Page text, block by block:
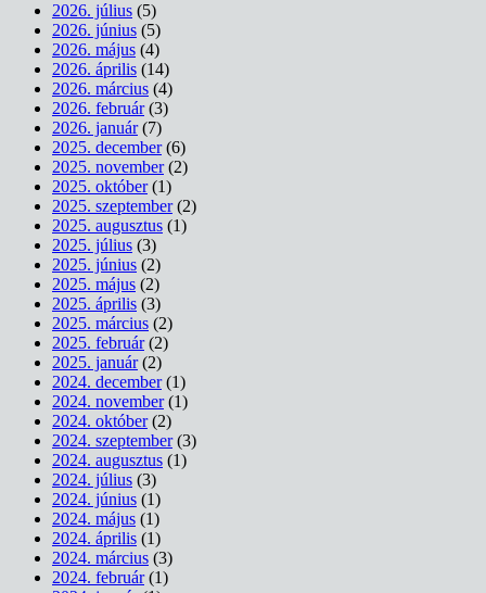
2026. július (5)
2026. június (5)
2026. május (4)
2026. április (14)
2026. március (4)
2026. február(3)
2026. január(7)
2025. december(6)
2025. november(2)
2025. október(1)
2025. szeptember(2)
2025. augusztus (1)
2025. július (3)
2025. június (2)
2025. május (2)
2025. április (3)
2025. március (2)
2025. február(2)
2025. január(2)
2024. december(1)
2024. november(1)
2024. október(2)
2024. szeptember(3)
2024. augusztus (1)
2024. július (3)
2024. június (1)
2024. május (1)
2024. április (1)
2024. március (3)
2024. február(1)